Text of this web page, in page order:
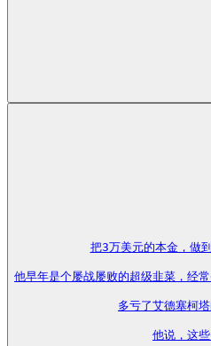
把3万美元的本金，做
他早年是个屡战屡败的超级韭菜，经
多亏了艾德塞柯
他说，这